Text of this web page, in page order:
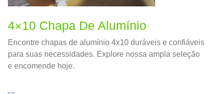
4×10 Chapa De Alumínio
Encontre chapas de alumínio 4x10 duráveis ​​e confiáveis
​​para suas necessidades. Explore nossa ampla seleção
e encomende hoje.